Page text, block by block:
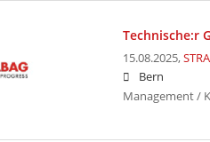
Technische:r
15.08.2025,
Bern
Management /